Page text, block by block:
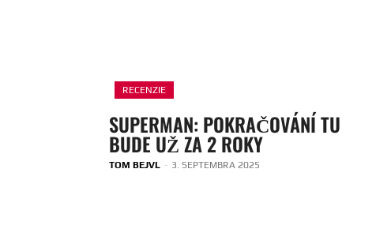
RECENZIE
SUPERMAN: POKRAČOVÁNÍ TU
BUDE UŽ ZA 2 ROKY
TOM BEJVL - 3. SEPTEMBRA 2025